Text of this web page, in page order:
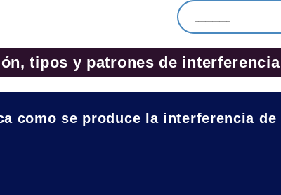
tipos y patrones de interferencia
como se produce la interferencia de